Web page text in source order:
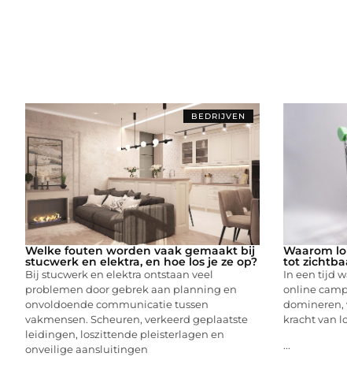
BEDRIJVEN
Welke fouten worden vaak gemaakt bij
stucwerk en elektra, en hoe los je ze op?
Bij stucwerk en elektra ontstaan veel
problemen door gebrek aan planning en
onvoldoende communicatie tussen
vakmensen. Scheuren, verkeerd geplaatste
leidingen, loszittende pleisterlagen en
onveilige aansluitingen
Waarom
tot
In een tijd
online
domineren,
kracht van
...